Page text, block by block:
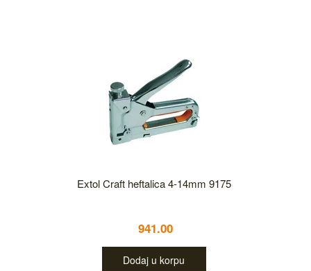
Extol Craft heftalica 4-14mm 9175
941.00
Dodaj u korpu